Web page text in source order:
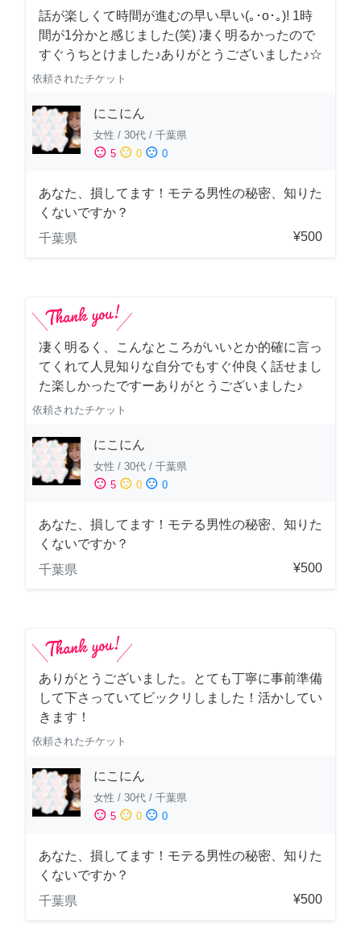
話が楽しくて時間が進むの早い早い(｡･о･｡)! 1時
間が1分かと感じました(笑) 凄く明るかったので
すぐうちとけました♪ありがとうございました♪☆
依頼されたチケット
にこにん
女性 / 30代 / 千葉県
sentiment_satisfied 5 sentiment_neutral 0 sentiment_dissatisfied 0
あなた、損してます！モテる男性の秘密、知りた
くないですか？
千葉県
¥500
凄く明るく、こんなところがいいとか的確に言っ
てくれて人見知りな自分でもすぐ仲良く話せまし
た楽しかったですーありがとうございました♪
依頼されたチケット
にこにん
女性 / 30代 / 千葉県
sentiment_satisfied 5 sentiment_neutral 0 sentiment_dissatisfied 0
あなた、損してます！モテる男性の秘密、知りた
くないですか？
千葉県
¥500
ありがとうございました。とても丁寧に事前準備
して下さっていてビックリしました！活かしてい
きます！
依頼されたチケット
にこにん
女性 / 30代 / 千葉県
sentiment_satisfied 5 sentiment_neutral 0 sentiment_dissatisfied 0
あなた、損してます！モテる男性の秘密、知りた
くないですか？
千葉県
¥500